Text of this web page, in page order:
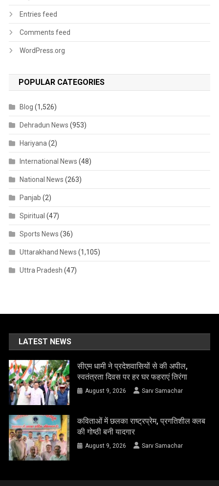
Entries feed
Comments feed
WordPress.org
POPULAR CATEGORIES
Blog (1,526)
Dehradun News (953)
Hariyana (2)
International News (48)
National News (263)
Panjab (2)
Spiritual (47)
Sports News (36)
Uttarakhand News (1,105)
Uttra Pradesh (47)
LATEST NEWS
सीएम धामी ने प्रदेशवासियों से की अपील,
स्वतंत्रता दिवस पर हर घर फहराएं तिरंगा
August 9, 2026 Sarv Samachar
कविताओं में छलका राष्ट्रप्रेम, प्रगतिशील क्लब
की गोष्ठी बनी यादगार
August 9, 2026 Sarv Samachar